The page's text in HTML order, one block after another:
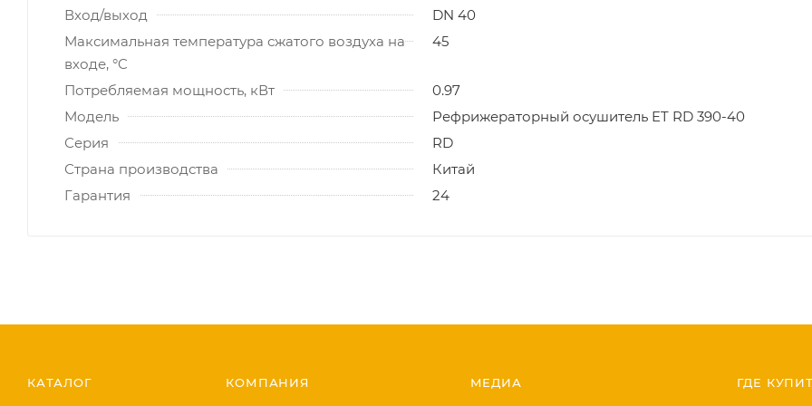
Вход/выход
DN 40
Максимальная температура сжатого воздуха на
входе, °C
45
Потребляемая мощность, кВт
0.97
Модель
Рефрижераторный осушитель ET RD 390-40
Серия
RD
Страна производства
Китай
Гарантия
24
КАТАЛОГ КОМПАНИЯ МЕДИА ГДЕ